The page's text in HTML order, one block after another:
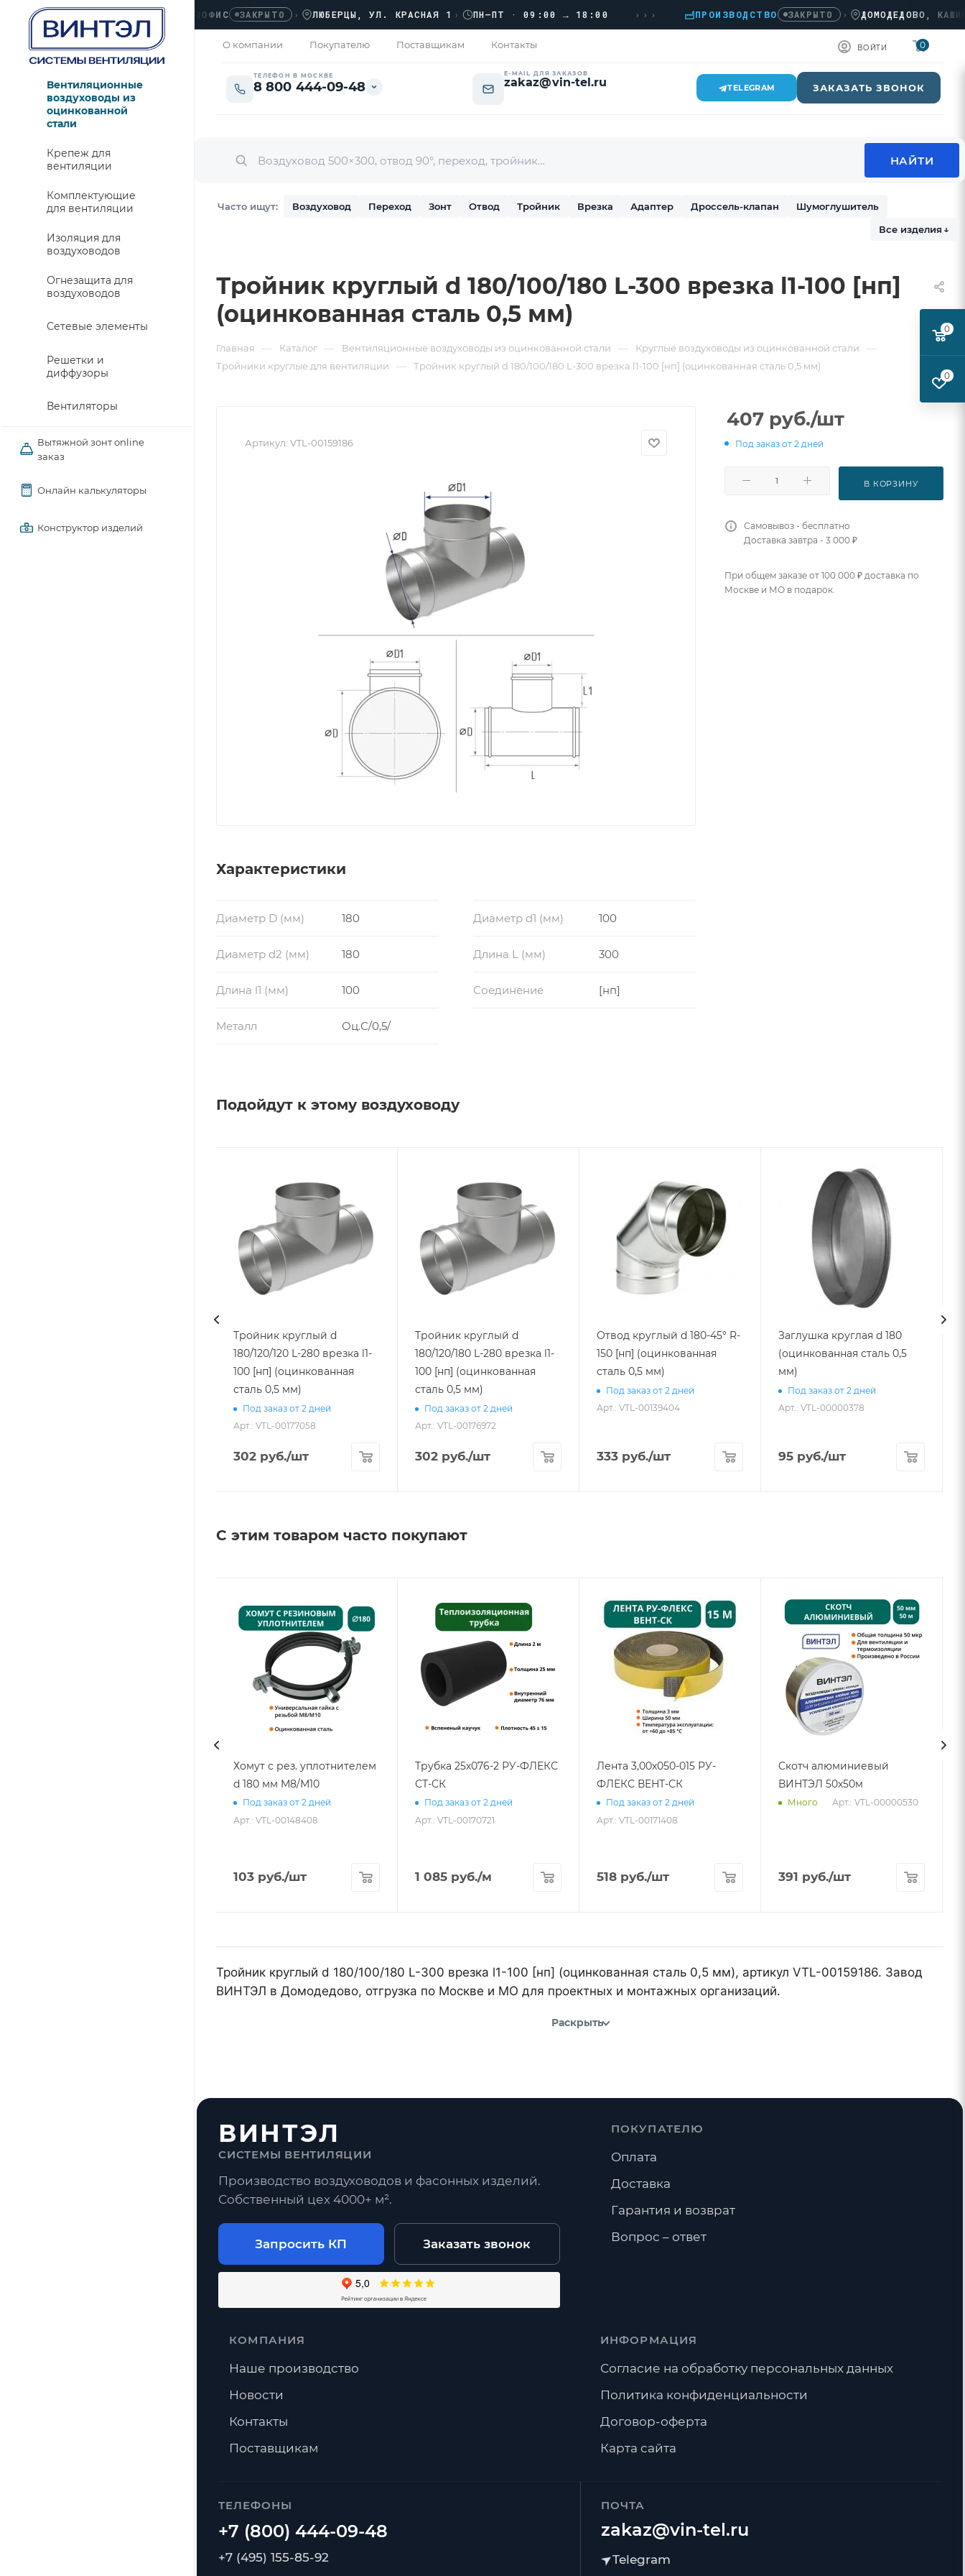
ЗАКРЫТО › ЛЮБЕРЦЫ, УЛ. КРАСНАЯ 1› ПН–ПТ · 09:00 → 18:00 ››› ПРОИЗВОДСТВО ЗАКРЫТО › ДОМОДЕДОВО,
О компании Покупателю Поставщикам Контакты ВОЙТИ 0
ТЕЛЕФОН В МОСКВЕ
8 800 444-09-48
E-MAIL ДЛЯ ЗАКАЗОВ
zakaz@vin-tel.ru TELEGRAM ЗАКАЗАТЬ ЗВОНОК
Часто ищут: Воздуховод Переход Зонт Отвод Тройник Врезка Адаптер Дроссель-клапан
Шумоглушитель
Все изделия ↓
Вентиляционные
воздуховоды из
оцинкованной
стали
Крепеж для
вентиляции
Комплектующие
для вентиляции
Изоляция для
воздуховодов
Огнезащита для
воздуховодов
Сетевые элементы
Решетки и
диффузоры
Вентиляторы
Вытяжной зонт online
заказ
Онлайн калькуляторы
Конструктор изделий
Тройник круглый d 180/100/180 L-300 врезка l1-100 [нп]
(оцинкованная сталь 0,5 мм)
Главная — Каталог — Вентиляционные воздуховоды из оцинкованной стали — Круглые воздуховоды из оцинкованной стали —
Тройники круглые для вентиляции — Тройник круглый d 180/100/180 L-300 врезка l1-100 [нп] (оцинкованная сталь 0,5 мм)
Артикул: VTL-00159186
Характеристики
Диаметр D (мм) 180 Диаметр d1 (мм) 100
Диаметр d2 (мм) 180 Длина L (мм) 300
Длина l1 (мм) 100 Соединение [нп]
Металл Оц.С/0,5/
407 руб./шт
Под заказ от 2 дней
В КОРЗИНУ
Самовывоз - бесплатно
Доставка завтра - 3 000 ₽
При общем заказе от 100 000 ₽ доставка по
Москве и МО в подарок.
Подойдут к этому воздуховоду
Тройник круглый d
180/120/120 L-280 врезка l1-
100 [нп] (оцинкованная
сталь 0,5 мм)
Под заказ от 2 дней
Арт.: VTL-00177058
302 руб./шт
Тройник круглый d
180/120/180 L-280 врезка l1-
100 [нп] (оцинкованная
сталь 0,5 мм)
Под заказ от 2 дней
Арт.: VTL-00176972
302 руб./шт
Отвод круглый d 180-45° R-
150 [нп] (оцинкованная
сталь 0,5 мм)
Под заказ от 2 дней
Арт.: VTL-00139404
333 руб./шт
Заглушка круглая d 180
(оцинкованная сталь 0,5
мм)
Под заказ от 2 дней
Арт.: VTL-00000378
95 руб./шт
С этим товаром часто покупают
Хомут с рез. уплотнителем
d 180 мм М8/М10
Под заказ от 2 дней
Арт.: VTL-00148408
103 руб./шт
Трубка 25х076-2 РУ-ФЛЕКС
СТ-СК
Под заказ от 2 дней
Арт.: VTL-00170721
1 085 руб./м
Лента 3,00х050-015 РУ-
ФЛЕКС ВЕНТ-СК
Под заказ от 2 дней
Арт.: VTL-00171408
518 руб./шт
Скотч алюминиевый
ВИНТЭЛ 50х50м
Много Арт.: VTL-00000530
391 руб./шт
Тройник круглый d 180/100/180 L-300 врезка l1-100 [нп] (оцинкованная сталь 0,5 мм), артикул VTL-00159186. Завод
ВИНТЭЛ в Домодедово, отгрузка по Москве и МО для проектных и монтажных организаций.
Раскрыть
ВИНТЭЛ
СИСТЕМЫ ВЕНТИЛЯЦИИ
Производство воздуховодов и фасонных изделий.
Собственный цех 4000+ м².
Запросить КП Заказать звонок
ТЕЛЕФОНЫ
+7 (495) 155-85-92
ПОЧТА
zakaz@vin-tel.ru
ПОКУПАТЕЛЮ
Оплата
Доставка
Гарантия и возврат
Вопрос – ответ
КОМПАНИЯ
Наше производство
Новости
Контакты
Поставщикам
ИНФОРМАЦИЯ
Согласие на обработку персональных данных
Политика конфиденциальности
Договор-оферта
Карта сайта
0
0